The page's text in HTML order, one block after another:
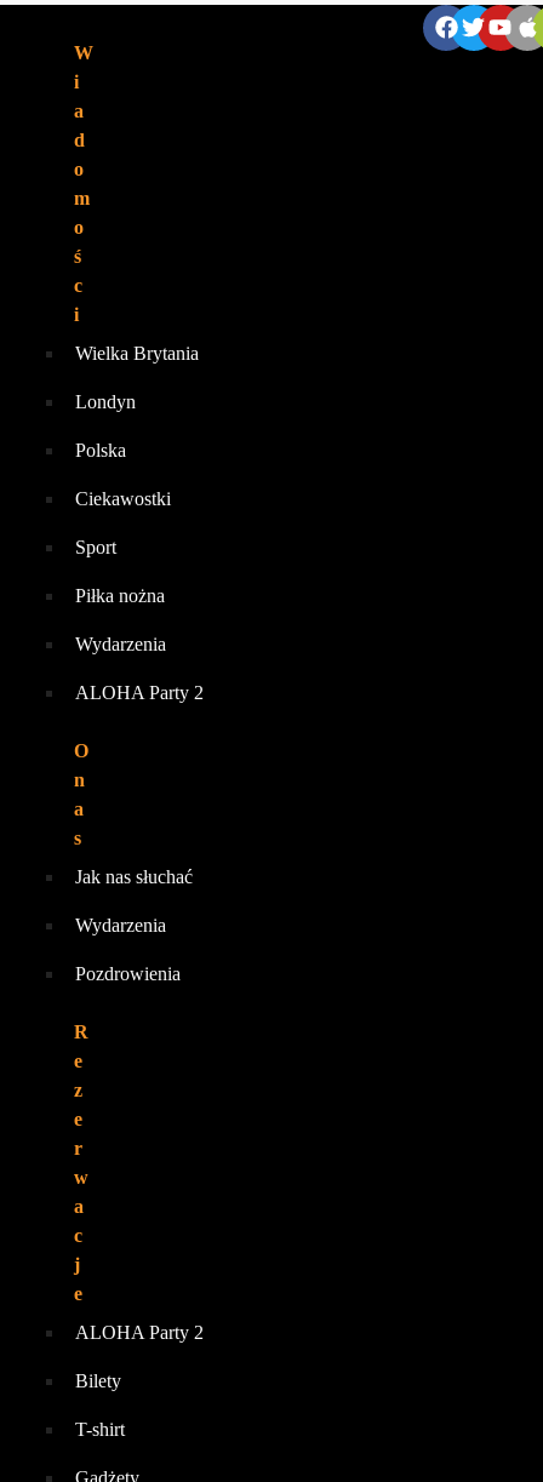
W
i
a
d
o
m
o
ś
c
i
Wielka Brytania
Londyn
Polska
Ciekawostki
Sport
Piłka nożna
Wydarzenia
ALOHA Party 2
O
n
a
s
Jak nas słuchać
Wydarzenia
Pozdrowienia
R
e
z
e
r
w
a
c
j
e
ALOHA Party 2
Bilety
T-shirt
Gadżety